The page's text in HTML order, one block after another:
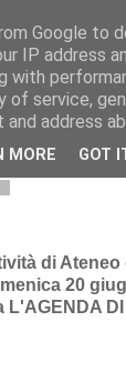
delle arti
di Ateneo
20
L'AGENDA
Google to
IP address
with
of service,
address
MORE GOT